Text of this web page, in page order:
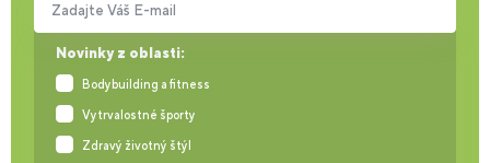
Novinky z oblasti:
Bodybuilding a fitness
Vytrvalostné športy
Zdravý životný štýl
Zadajte Váš E-mail